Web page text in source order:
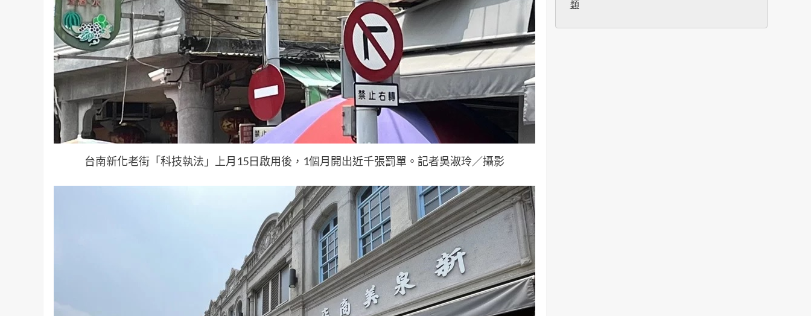
台南新化老街「科技執法」上月15日啟用後，1個月開出近千張罰單。記者吳淑玲／攝影
類